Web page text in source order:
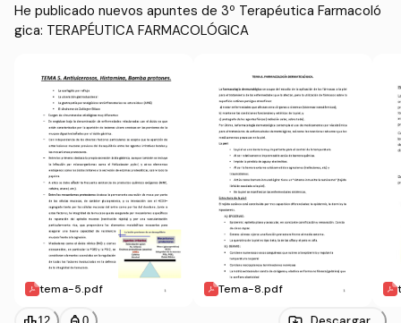
He publicado nuevos apuntes de 3º Terapéutica Farmacoló
gica: TERAPÉUTICA FARMACOLÓGICA
tema-5.pdf Tema-8.pdf